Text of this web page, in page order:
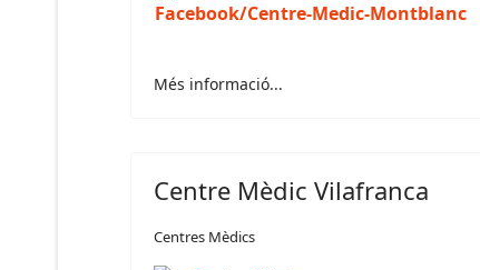
Facebook/Centre-Medic-Montblanc
Més informació...
Centre Mèdic Vilafranca
Centres Mèdics